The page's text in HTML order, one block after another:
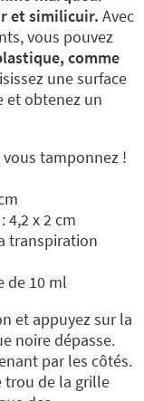
et similicuir. Avec
vous pouvez
comme
une surface
et obtenez un
tamponnez !
4,2 x 2 cm
transpiration
de 10 ml
et appuyez sur la
noire dépasse.
par les côtés.
trou de la grille